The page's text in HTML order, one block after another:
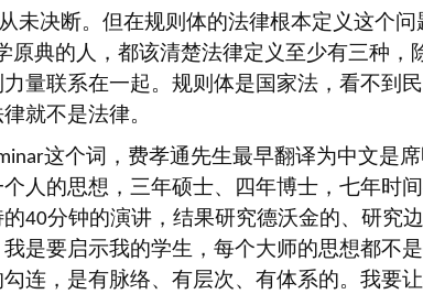
未决断。但在规则体的法律根本定义这个问
原典的人，都该清楚法律定义至少有三种，
量联系在一起。规则体是国家法，看不到
就不是法律。
这个词，费孝通先生最早翻译为中文是
人的思想，三年硕士、四年博士，七年时
40分钟的演讲，结果研究德沃金的、研究
是要启示我的学生，每个大师的思想都不
连，是有脉络、有层次、有体系的。我要